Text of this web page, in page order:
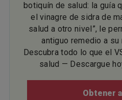
botiquín de salud: la guía
el vinagre de sidra de
salud a otro nivel”, le
antiguo remedio a su
Descubra todo lo que el
salud — Descargue
Obtener